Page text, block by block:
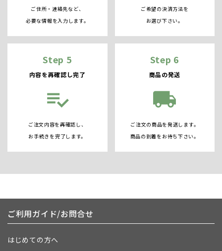
ご住所・連絡先など、
必要な情報を入力します。
ご希望の決済方法を
お選び下さい。
Step 5
内容を再確認し完了
playlist_add_check
ご注文内容を再確認し、
お手続きを完了します。
Step 6
商品の発送
local_shipping
ご注文の商品を発送します。
商品の到着をお待ち下さい。
ご利用ガイド/お問合せ
はじめての方へ